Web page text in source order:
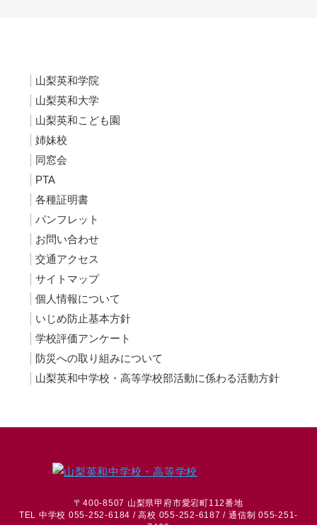
山梨英和学院
山梨英和大学
山梨英和こども園
姉妹校
同窓会
PTA
各種証明書
パンフレット
お問い合わせ
交通アクセス
サイトマップ
個人情報について
いじめ防止基本方針
学校評価アンケート
防災への取り組みについて
山梨英和中学校・高等学校部活動に係わる活動方針
〒400-8507 山梨県甲府市愛宕町112番地
TEL 中学校 055-252-6184 / 高校 055-252-6187 / 通信制 055-251-